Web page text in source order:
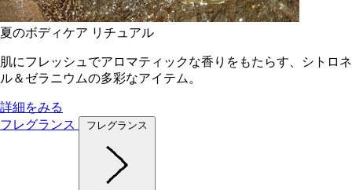
夏のボディケア リチュアル
肌にフレッシュでアロマティックな香りをもたらす、シトロネ
ル＆ゼラニウムの多彩なアイテム。
詳細をみる
フレグランス
フレグランス